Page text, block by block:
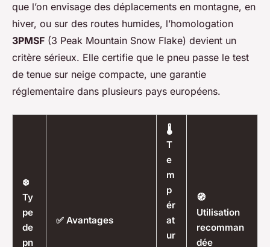
que l’on envisage des déplacements en montagne, en
hiver, ou sur des routes humides, l’homologation
3PMSF (3 Peak Mountain Snow Flake) devient un
critère sérieux. Elle certifie que le pneu passe le test
de tenue sur neige compacte, une garantie
réglementaire dans plusieurs pays européens.
❄️
Ty
pe
de
pn
✅ Avantages
🌡️
T
e
m
p
ér
at
ur
🧭
Utilisation
recomman
dée